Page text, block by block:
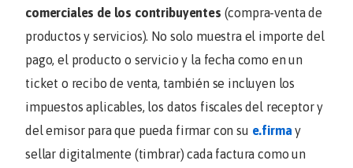
comerciales de los contribuyentes (compra-venta de
productos y servicios). No solo muestra el importe del
pago, el producto o servicio y la fecha como en un
ticket o recibo de venta, también se incluyen los
impuestos aplicables, los datos fiscales del receptor y
del emisor para que pueda firmar con su e.firma y
sellar digitalmente (timbrar) cada factura como un